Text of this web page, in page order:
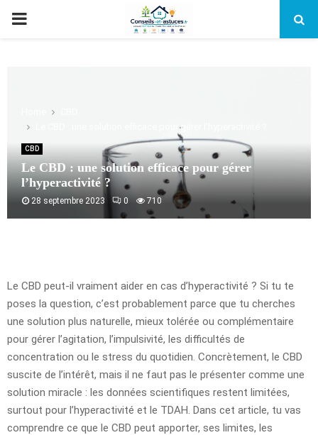
PRIMARY
Le CBD : une solution efficace pour gérer l’hyperactivité ?
CBD
Le CBD : une solution efficace pour gérer
l’hyperactivité ?
28 septembre 2023 0 710
Le CBD peut-il vraiment aider en cas d’hyperactivité ? Si tu te
poses la question, c’est probablement parce que tu cherches
une solution plus naturelle, mieux tolérée ou complémentaire
pour gérer l’agitation, l’impulsivité, les difficultés de
concentration ou le stress du quotidien. Concrètement, le CBD
suscite de l’intérêt, mais il ne faut pas le présenter comme une
solution miracle : les données scientifiques restent limitées,
surtout pour l’hyperactivité et le TDAH. Dans cet article, tu vas
comprendre ce que le CBD peut apporter, ses limites, les